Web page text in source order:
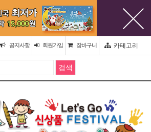
공지사항 회원가입 장바구니 카테고리